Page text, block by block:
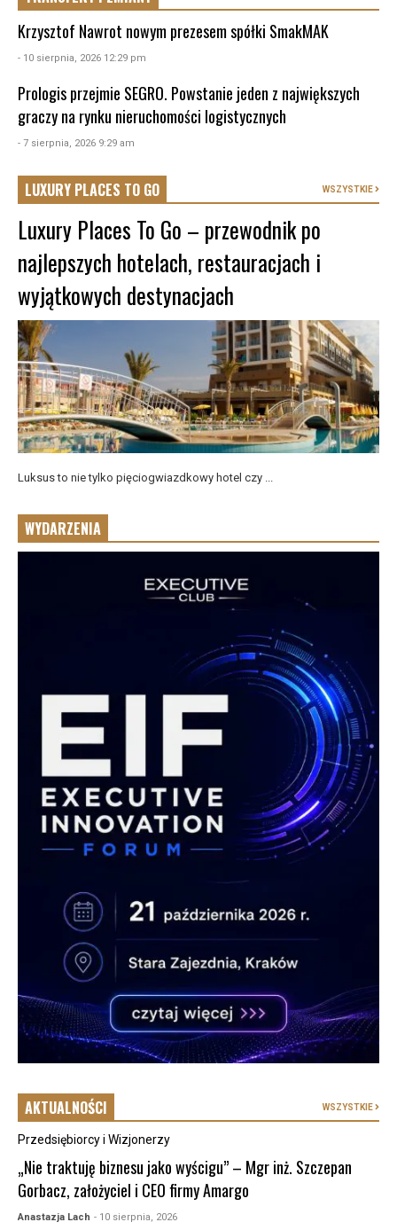
Krzysztof Nawrot nowym prezesem spółki SmakMAK
- 10 sierpnia, 2026 12:29 pm
Prologis przejmie SEGRO. Powstanie jeden z największych
graczy na rynku nieruchomości logistycznych
- 7 sierpnia, 2026 9:29 am
LUXURY PLACES TO GO WSZYSTKIE
Luxury Places To Go – przewodnik po
najlepszych hotelach, restauracjach i
wyjątkowych destynacjach
Luksus to nie tylko pięciogwiazdkowy hotel czy ...
WYDARZENIA
AKTUALNOŚCI WSZYSTKIE
Przedsiębiorcy i Wizjonerzy
„Nie traktuję biznesu jako wyścigu” – Mgr inż. Szczepan
Gorbacz, założyciel i CEO firmy Amargo
Anastazja Lach - 10 sierpnia, 2026